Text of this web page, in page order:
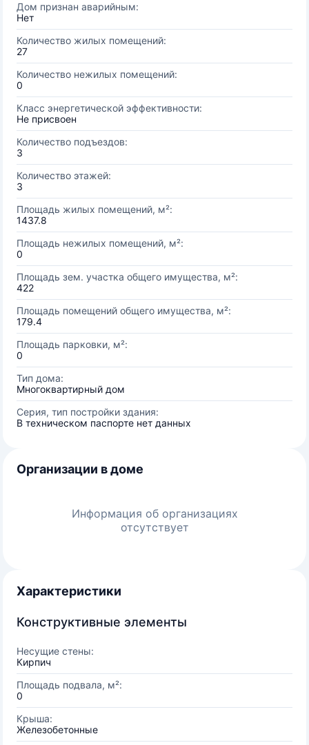
Дом признан аварийным:
Нет
Количество жилых помещений:
27
Количество нежилых помещений:
0
Класс энергетической эффективности:
Не присвоен
Количество подъездов:
3
Количество этажей:
3
Площадь жилых помещений, м²:
1437.8
Площадь нежилых помещений, м²:
0
Площадь зем. участка общего имущества, м²:
422
Площадь помещений общего имущества, м²:
179.4
Площадь парковки, м²:
0
Тип дома:
Многоквартирный дом
Серия, тип постройки здания:
В техническом паспорте нет данных
Организации в доме
Информация об организациях
отсутствует
Характеристики
Конструктивные элементы
Несущие стены:
Кирпич
Площадь подвала, м²:
0
Крыша:
Железобетонные